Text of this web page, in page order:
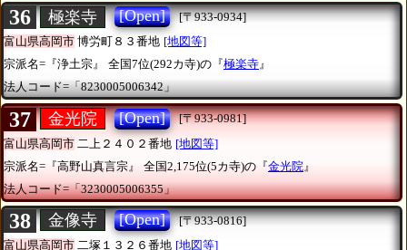
36 極楽寺 [Open]
[〒933-0934]
富山県高岡市 博労町８３番地 [地図等]
宗派名=『浄土宗』
全国7位(292カ寺)の『極楽寺』
法人コード=「8230005006342」
37 金光院 [Open]
[〒933-0981]
富山県高岡市 二上２４０２番地 [地図等]
宗派名=『高野山真言宗』
全国2,175位(5カ寺)の『金光院 』
法人コード=「3230005006355」
38 金像寺 [Open]
[〒933-0816]
富山県高岡市 二塚１３２６番地 [地図等]